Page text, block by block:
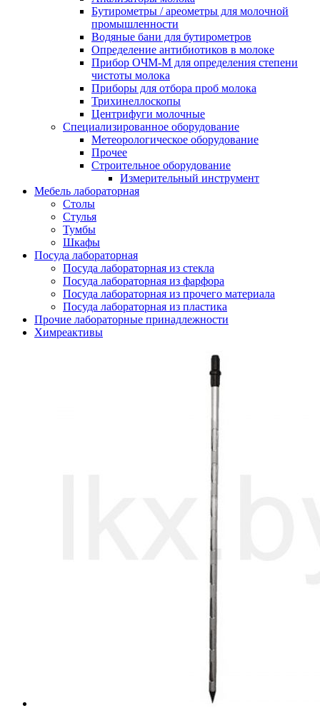
Бутирометры / ареометры для молочной
промышленности
Водяные бани для бутирометров
Определение антибиотиков в молоке
Прибор ОЧМ-М для определения степени
чистоты молока
Приборы для отбора проб молока
Трихинеллоскопы
Центрифуги молочные
Специализированное оборудование
Метеорологическое оборудование
Прочее
Строительное оборудование
Измерительный инструмент
Мебель лабораторная
Столы
Стулья
Тумбы
Шкафы
Посуда лабораторная
Посуда лабораторная из стекла
Посуда лабораторная из фарфора
Посуда лабораторная из прочего материала
Посуда лабораторная из пластика
Прочие лабораторные принадлежности
Химреактивы